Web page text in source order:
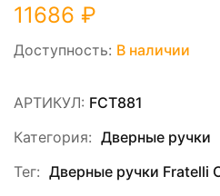
11686 ₽
Доступность: В наличии
АРТИКУЛ: FCT881
Категория: Дверные ручки
Тег: Дверные ручки Fratelli